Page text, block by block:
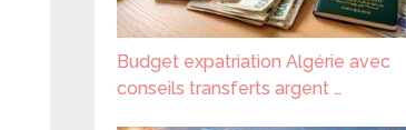
Budget expatriation Algérie avec
conseils transferts argent …